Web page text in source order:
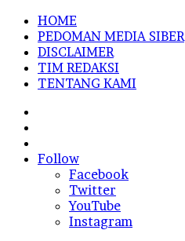
HOME
PEDOMAN MEDIA SIBER
DISCLAIMER
TIM REDAKSI
TENTANG KAMI
In
Follow
Facebook
Twitter
YouTube
Instagram